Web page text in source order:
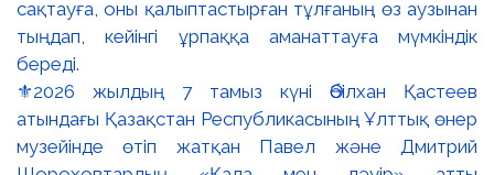
⚜️2026 жылдың 7 тамыз күні Әбілхан Қастеев
атындағы Қазақстан Республикасының Ұлттық өнер
музейінде өтіп жатқан Павел және Дмитрий